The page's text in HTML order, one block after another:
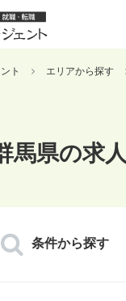
ト
エリアから探す
馬県の求人
条件から探す